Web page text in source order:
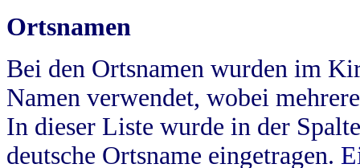
Ortsnamen
Bei den Ortsnamen wurden im
Namen verwendet, wobei
In dieser Liste wurde in der
deutsche Ortsname eingetragen.